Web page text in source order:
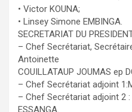
• Victor KOUNA;
• Linsey Simone EMBINGA.
SECRETARIAT DU
– Chef Secrétariat,
Antoinette
COUILLATAUP JOUMAS ep
– Chef Secrétariat adjoint
– Chef Secrétariat adjoint 2 :